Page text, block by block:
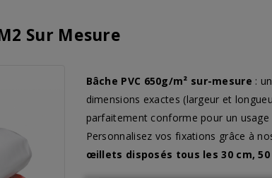
Sur Mesure
Bâche PVC 650g/m² sur-mesure :
dimensions exactes (largeur et
parfaitement conforme pour un
Personnalisez vos fixations grâce à
œillets disposés tous les 30 cm, 50